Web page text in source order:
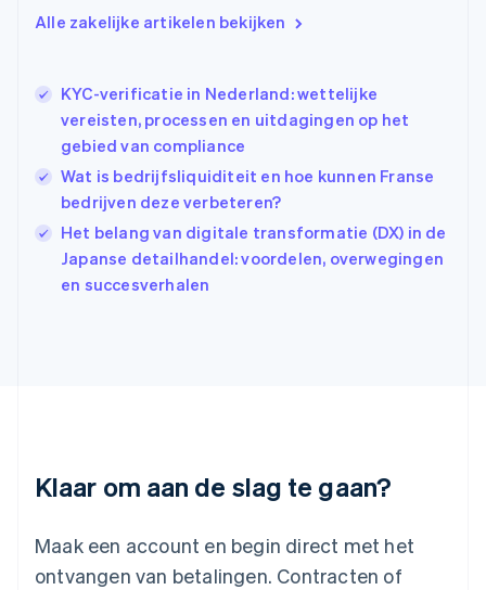
Alle zakelijke artikelen bekijken
KYC-verificatie in Nederland: wettelijke
vereisten, processen en uitdagingen op het
gebied van compliance
Wat is bedrijfsliquiditeit en hoe kunnen Franse
bedrijven deze verbeteren?
Het belang van digitale transformatie (DX) in de
Japanse detailhandel: voordelen, overwegingen
en succesverhalen
Klaar om aan de slag te gaan?
Maak een account en begin direct met het
ontvangen van betalingen. Contracten of
Hongarije
English简体中文
Ierland
English
India
English
Italië
Italiano English
日本語 English
Kroatië
FrançaisDeutschEnglish
English
Malta
English